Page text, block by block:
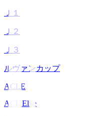
Ｊ１
Ｊ２
Ｊ３
ルヴァンカップ
ACLE
ACL Elite